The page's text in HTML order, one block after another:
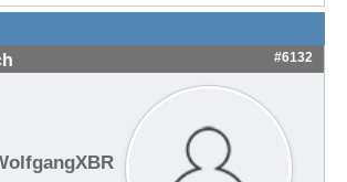
#6132